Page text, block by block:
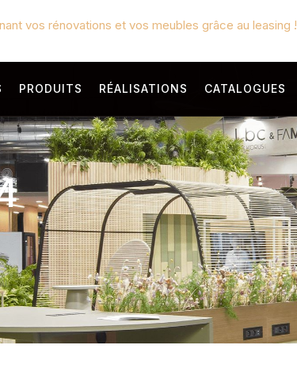
vos rénovations et vos meubles grâce au leasing !
PRODUITS RÉALISATIONS CATALOGUES